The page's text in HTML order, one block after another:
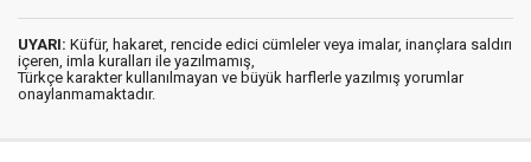
UYARI: Küfür, hakaret, rencide edici cümleler veya imalar, inançlara saldırı
içeren, imla kuralları ile yazılmamış,
Türkçe karakter kullanılmayan ve büyük harflerle yazılmış yorumlar
onaylanmamaktadır.